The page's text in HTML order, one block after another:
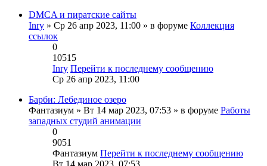
DMCA и пиратские сайты
Inry » Ср 26 апр 2023, 11:00 » в форуме Коллекция
ссылок
0
10515
Inry Перейти к последнему сообщению
Ср 26 апр 2023, 11:00
Барби: Лебединое озеро
Фантазиум » Вт 14 мар 2023, 07:53 » в форуме Работы
западных студий анимации
0
9051
Фантазиум Перейти к последнему сообщению
Вт 14 мар 2023, 07:53